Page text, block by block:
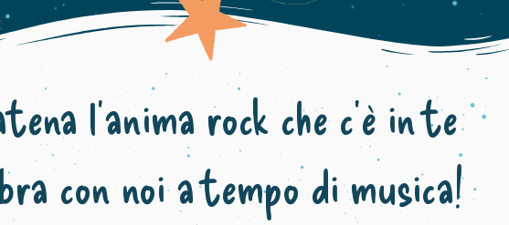
l’anima rock che c’è in te
con noi a tempo di musica!